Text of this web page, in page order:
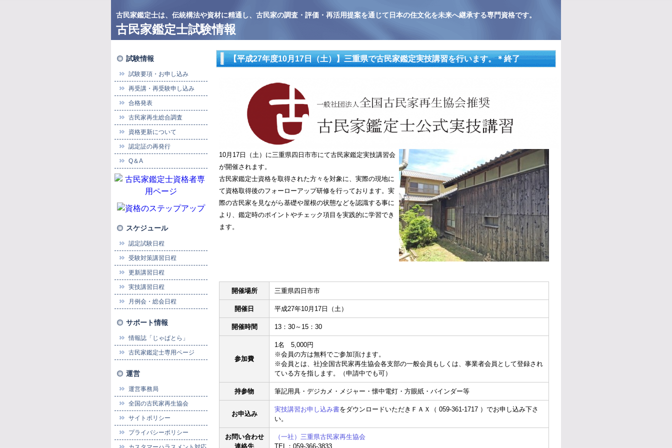
古民家鑑定士は、伝統構法や資材に精通し、古民家の調査・評価・再活用提案を通じて日本の住文化を未来へ継承する専門資格です。
古民家鑑定士試験情報
試験情報
試験要項・お申し込み
再受講・再受験申し込み
合格発表
古民家再生総合調査
資格更新について
認定証の再発行
Q＆A
スケジュール
認定試験日程
受験対策講習日程
更新講習日程
実技講習日程
月例会・総会日程
サポート情報
情報誌「じゃぱとら」
古民家鑑定士専用ページ
運営
運営事務局
全国の古民家再生協会
サイトポリシー
プライバシーポリシー
【平成27年度10月17日（土）】三重県で古民家鑑定実技講習を行います。＊終了
10月17日（土）に三重県四日市市にて古民家鑑定実技講習会
が開催されます。
古民家鑑定士資格を取得された方々を対象に、実際の現地に
て資格取得後のフォーローアップ研修を行っております。実
際の古民家を見ながら基礎や屋根の状態などを認識する事に
より、鑑定時のポイントやチェック項目を実践的に学習でき
ます。
開催場所 三重県四日市市
開催日 平成27年10月17日（土）
開催時間 13：30～15：30
参加費
1名 5,000円
※会員の方は無料でご参加頂けます。
※会員とは、社)全国古民家再生協会各支部の一般会員もしくは、事業者会員として登録され
ている方を指します。（申請中でも可）
持参物 筆記用具・デジカメ・メジャー・懐中電灯・方眼紙・バインダー等
お申込み
実技講習お申し込み書をダウンロードいただきＦＡＸ（ 059-361-1717 ）でお申し込み下さ
い。
お問い合わせ
連絡先
（一社）三重県古民家再生協会
TEL：059-366-3833